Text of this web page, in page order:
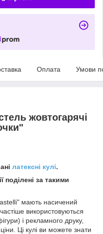
Оплата Умови
жовтогарячі
латексні кулі.
поділені за такими
мають насичений
використовуються
і рекламного друку,
Ці кулі ви можете знати